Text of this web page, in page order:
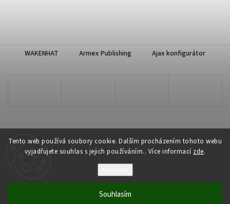
Tento web používá soubory cookie. Dalším procházením tohoto webu
vyjadřujete souhlas s jejich používáním.. Více informací zde.
Souhlasím
WAKENHAT Armex Publishing Ajax konfigurátor
WAKENHAT e-shop. Všechna práva vyhrazena.